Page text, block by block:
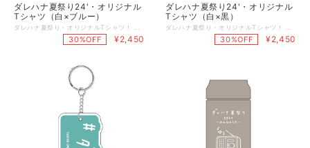
ダレハナ夏祭り24'・オリジナル
Tシャツ（白×ブルー）
30%OFF ¥2,450
ダレハナ夏祭り24'・オリジナル
Tシャツ（白×黒）
30%OFF ¥2,450